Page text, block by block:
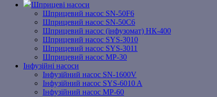
Шприцеві насоси
Шприцевий насос SN-50F6
Шприцевий насос SN-50C6
Шприцевий насос (інфузомат) НК-400
Шприцевий насос SYS-3010
Шприцевий насос SYS-3011
Шприцевий насос MP-30
Інфузійні насоси
Інфузійний насос SN-1600V
Інфузійний насос SYS-6010 A
Інфузійний насос MP-60